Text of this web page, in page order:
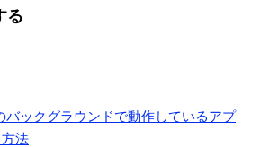
る
バックグラウンドで動作しているアプ
法